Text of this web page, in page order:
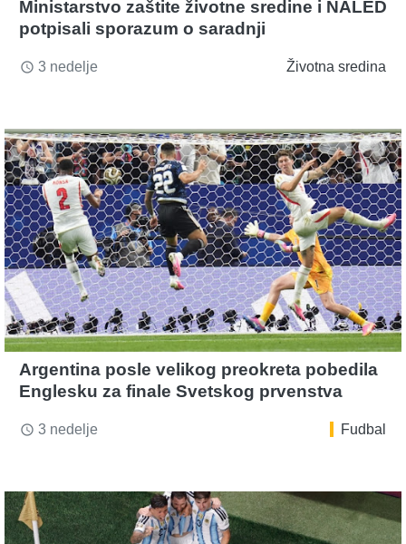
Ministarstvo zaštite životne sredine i NALED
potpisali sporazum o saradnji
access_time 3 nedelje Životna sredina
Argentina posle velikog preokreta pobedila
Englesku za finale Svetskog prvenstva
access_time 3 nedelje Fudbal